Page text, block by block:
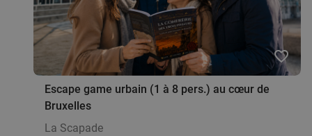
favorite_border
Escape game urbain (1 à 8 pers.) au cœur de
Bruxelles
La Scapade